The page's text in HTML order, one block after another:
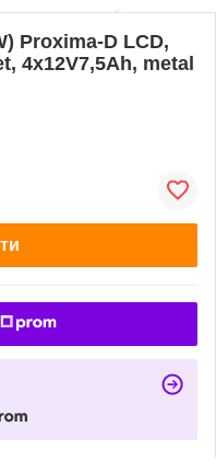
Proxima-D LCD,
4x12V7,5Ah, metal